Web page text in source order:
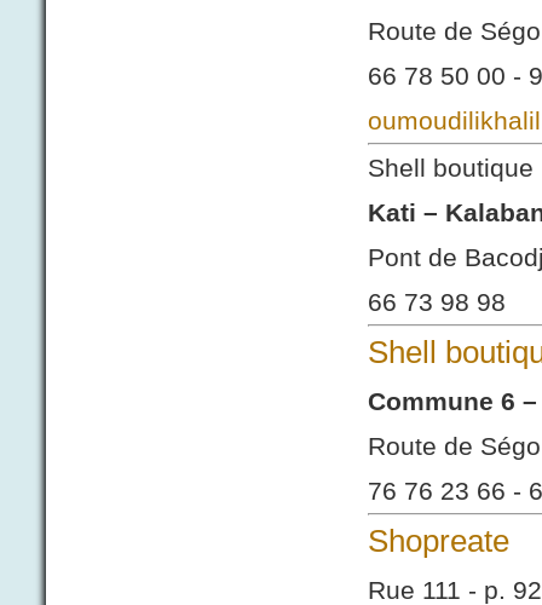
Route de
66 78 50 00 -
Shell boutique
Kati –
Pont de
66 73 98 98
Shell
Commune 6
Route de
76 76 23 66 -
Shopreate
Rue 111 - p.